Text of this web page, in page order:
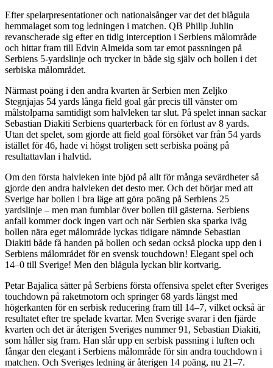
Efter spelarpresentationer och nationalsånger var det det blågula
hemmalaget som tog ledningen i matchen. QB Philip Juhlin
revanscherade sig efter en tidig interception i Serbiens målområde
och hittar fram till Edvin Almeida som tar emot passningen på
Serbiens 5-yardslinje och trycker in både sig själv och bollen i det
serbiska målområdet.
Närmast poäng i den andra kvarten är Serbien men Zeljko
Stegnjajas 54 yards långa field goal går precis till vänster om
målstolparna samtidigt som halvleken tar slut. På spelet innan sackar
Sebastian Diakiti Serbiens quarterback för en förlust av 8 yards.
Utan det spelet, som gjorde att field goal försöket var från 54 yards
istället för 46, hade vi högst troligen sett serbiska poäng på
resultattavlan i halvtid.
Om den första halvleken inte bjöd på allt för många sevärdheter så
gjorde den andra halvleken det desto mer. Och det börjar med att
Sverige har bollen i bra läge att göra poäng på Serbiens 25
yardslinje – men man fumblar över bollen till gästerna. Serbiens
anfall kommer dock ingen vart och när Serbien ska sparka iväg
bollen nära eget målområde lyckas tidigare nämnde Sebastian
Diakiti både få handen på bollen och sedan också plocka upp den i
Serbiens målområdet för en svensk touchdown! Elegant spel och
14–0 till Sverige! Men den blågula lyckan blir kortvarig.
Petar Bajalica sätter på Serbiens första offensiva spelet efter Sveriges
touchdown på raketmotorn och springer 68 yards längst med
högerkanten för en serbisk reducering fram till 14–7, vilket också är
resultatet efter tre spelade kvartar. Men Sverige svarar i den fjärde
kvarten och det är återigen Sveriges nummer 91, Sebastian Diakiti,
som håller sig fram. Han slår upp en serbisk passning i luften och
fångar den elegant i Serbiens målområde för sin andra touchdown i
matchen. Och Sveriges ledning är återigen 14 poäng, nu 21–7.